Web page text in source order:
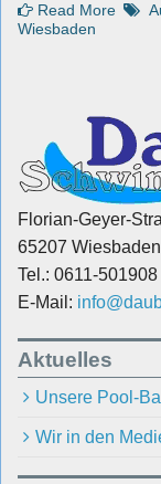
Read More
Wiesbaden
Florian-Geyer-
65207
Tel.: 0611-501908
E-Mail:
Aktuelles
Unsere Pool-
Wir in den